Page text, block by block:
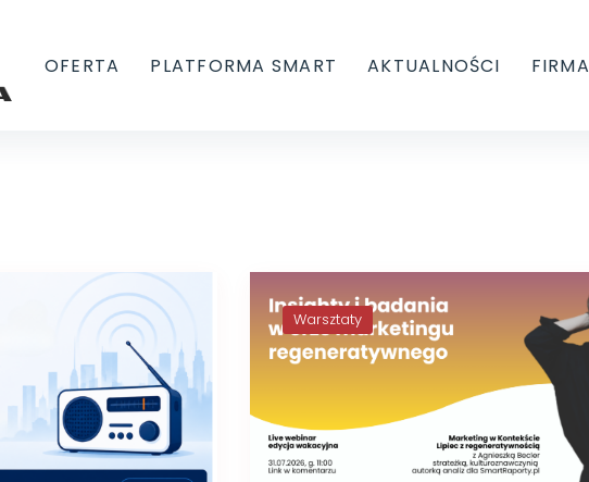
OFERTA PLATFORMA SMART AKTUALNOŚCI FIRMA
Warsztaty